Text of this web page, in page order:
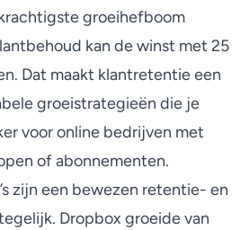
groeihefboom
kan de winst met 25
Dat maakt klantretentie een
groeistrategieën die je
voor online bedrijven met
of abonnementen.
zijn een bewezen retentie- en
Dropbox groeide van